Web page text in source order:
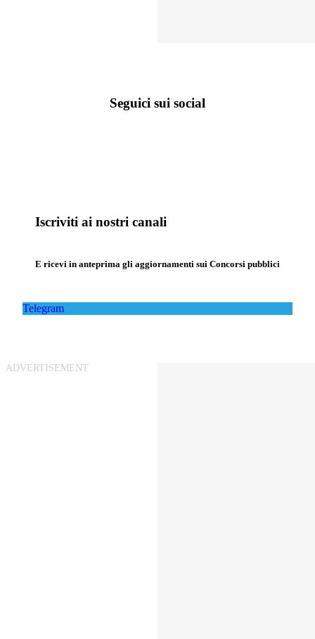
Seguici sui social
Iscriviti ai nostri canali
E ricevi in anteprima gli aggiornamenti sui Concorsi pubblici
Telegram